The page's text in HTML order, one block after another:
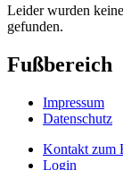
Leider wurden
gefunden.
Fußbereich
Impressum
Datenschutz
Kontakt zum
Login